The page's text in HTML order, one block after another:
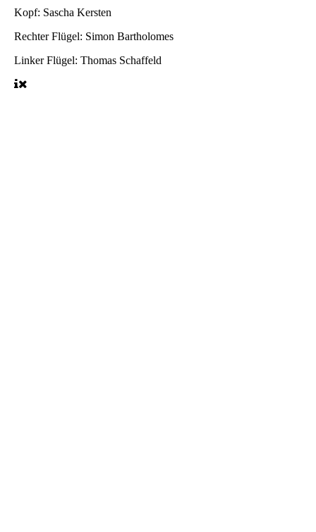
Kopf: Sascha Kersten
Rechter Flügel: Simon Bartholomes
Linker Flügel: Thomas Schaffeld